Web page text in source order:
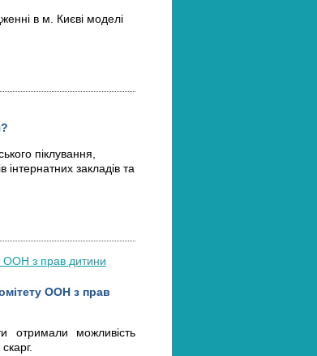
в м. Києві моделі
піклування,
інтернатних закладів та
ООН з прав
отримали можливість